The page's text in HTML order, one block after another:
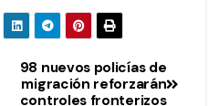
98 nuevos policías de
migración reforzarán
controles fronterizos